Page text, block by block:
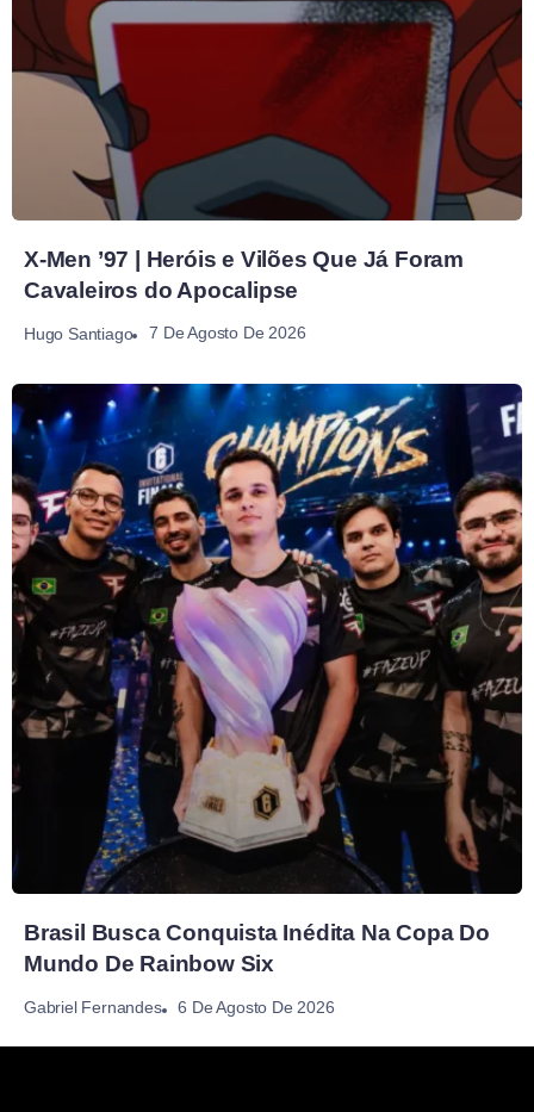
X-Men ’97 | Heróis e Vilões Que Já Foram
Cavaleiros do Apocalipse
Hugo Santiago 7 De Agosto De 2026
Brasil Busca Conquista Inédita Na Copa Do
Mundo De Rainbow Six
Gabriel Fernandes 6 De Agosto De 2026